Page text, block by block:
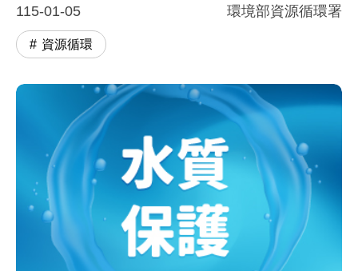
115-01-05
環境部資源循環署
資源循環